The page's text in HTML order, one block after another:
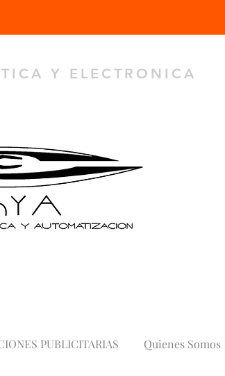
Y ELECTRONICA
PUBLICITARIAS Quienes Somos